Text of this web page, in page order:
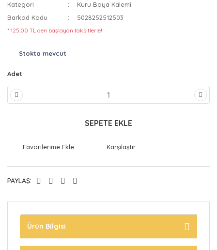
Kategori
Kuru Boya Kalemi
Barkod Kodu
5028252512503
* 125,00 TL den başlayan taksitlerle!
Stokta mevcut
Adet
SEPETE EKLE
Karşılaştır
PAYLAŞ:
Ürün Bilgisi